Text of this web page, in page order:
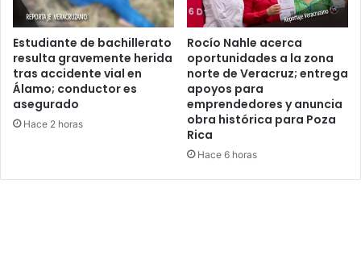
Estudiante de bachillerato
resulta gravemente herida
tras accidente vial en
Álamo; conductor es
asegurado
Hace 2 horas
Rocío Nahle acerca
oportunidades a la zona
norte de Veracruz; entrega
apoyos para
emprendedores y anuncia
obra histórica para Poza
Rica
Hace 6 horas